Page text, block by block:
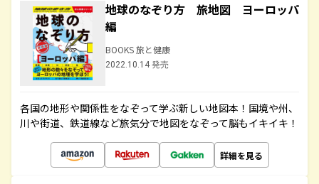
地球のなぞり方 旅地図 ヨーロッパ
編
BOOKS 旅と健康
2022.10.14 発売
各国の地形や関係性をなぞって学ぶ新しい地図本！国境や州、
川や街道、鉄道線など旅気分で地図をなぞって脳もイキイキ！
詳細を見る